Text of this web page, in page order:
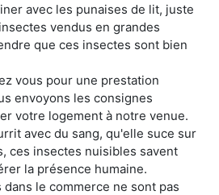
avec les punaises de lit, juste
vendus en grandes
que ces insectes sont bien
vous pour une prestation
envoyons les consignes
votre logement à notre venue.
avec du sang, qu'elle suce sur
ces insectes nuisibles savent
la présence humaine.
le commerce ne sont pas